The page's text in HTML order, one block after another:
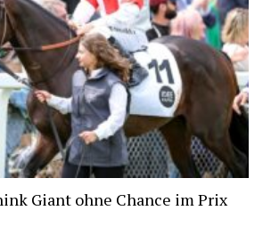
Giant ohne Chance im Prix